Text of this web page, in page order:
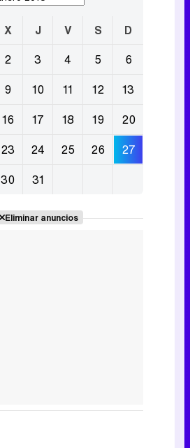
X J V S
D
2 3 4 5
6
9 10 11 12
13
16 17 18 19
20
23 24 25 26
27
30 31
Eliminar anuncios